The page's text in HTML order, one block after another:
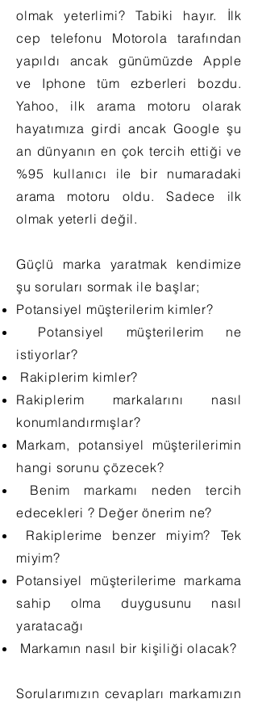
olmak yeterlimi? Tabiki hayır. İlk
cep telefonu Motorola tarafından
yapıldı ancak günümüzde Apple
ve Iphone tüm ezberleri bozdu.
Yahoo, ilk arama motoru olarak
hayatımıza girdi ancak Google şu
an dünyanın en çok tercih ettiği ve
%95 kullanıcı ile bir numaradaki
arama motoru oldu. Sadece ilk
olmak yeterli değil.
Güçlü marka yaratmak kendimize
şu soruları sormak ile başlar;
Potansiyel müşterilerim kimler?
Potansiyel müşterilerim ne
istiyorlar?
Rakiplerim kimler?
Rakiplerim markalarını nasıl
konumlandırmışlar?
Markam, potansiyel müşterilerimin
hangi sorunu çözecek?
Benim markamı neden tercih
edecekleri ? Değer önerim ne?
Rakiplerime benzer miyim? Tek
miyim?
Potansiyel müşterilerime markama
sahip olma duygusunu nasıl
yaratacağı
Markamın nasıl bir kişiliği olacak?
Sorularımızın cevapları markamızın